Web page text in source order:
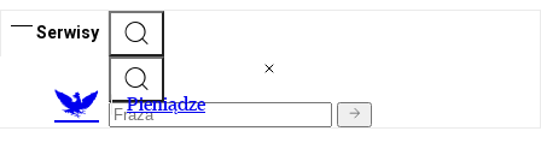
Serwisy
Pieniądze